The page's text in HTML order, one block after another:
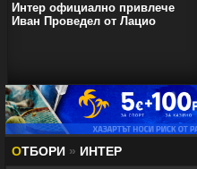
Интер официално привлече
Иван Проведел от Лацио
ОТБОРИ » ИНТЕР